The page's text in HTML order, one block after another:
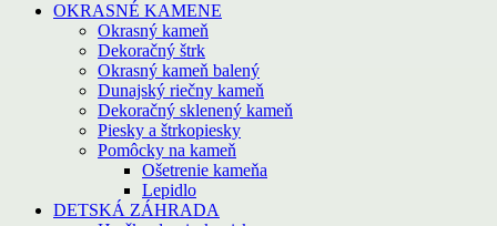
OKRASNÉ KAMENE
Okrasný kameň
Dekoračný štrk
Okrasný kameň balený
Dunajský riečny kameň
Dekoračný sklenený kameň
Piesky a štrkopiesky
Pomôcky na kameň
Ošetrenie kameňa
Lepidlo
DETSKÁ ZÁHRADA